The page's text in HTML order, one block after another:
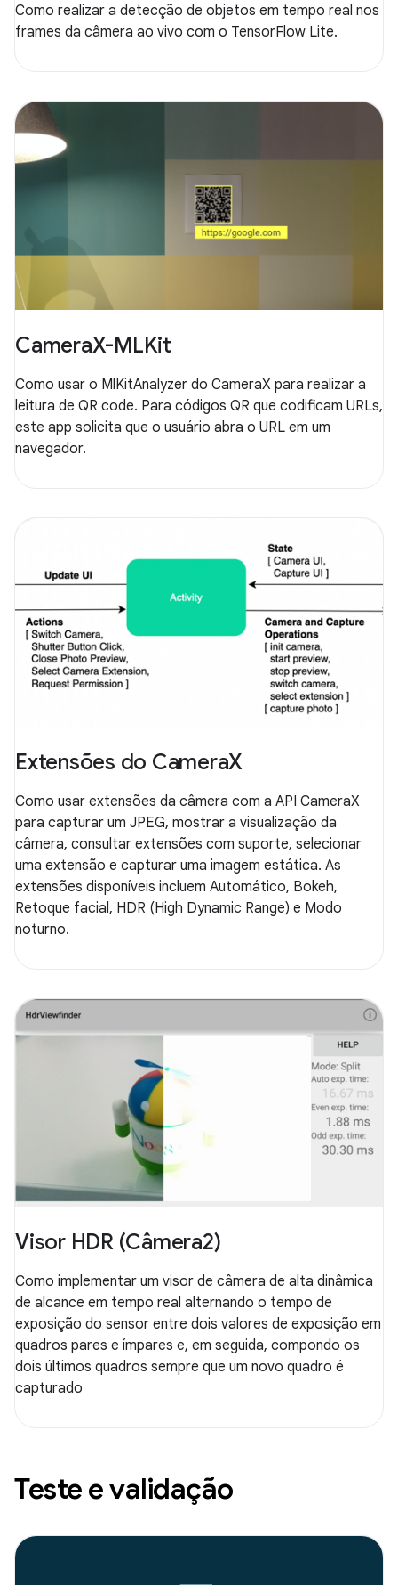
Como realizar a detecção de objetos em tempo real nos
frames da câmera ao vivo com o TensorFlow Lite.
CameraX-MLKit
Como usar o MlKitAnalyzer do CameraX para realizar a
leitura de QR code. Para códigos QR que codificam URLs,
este app solicita que o usuário abra o URL em um
navegador.
Extensões do CameraX
Como usar extensões da câmera com a API CameraX
para capturar um JPEG, mostrar a visualização da
câmera, consultar extensões com suporte, selecionar
uma extensão e capturar uma imagem estática. As
extensões disponíveis incluem Automático, Bokeh,
Retoque facial, HDR (High Dynamic Range) e Modo
noturno.
Visor HDR (Câmera2)
Como implementar um visor de câmera de alta dinâmica
de alcance em tempo real alternando o tempo de
exposição do sensor entre dois valores de exposição em
quadros pares e ímpares e, em seguida, compondo os
dois últimos quadros sempre que um novo quadro é
capturado
Teste e validação